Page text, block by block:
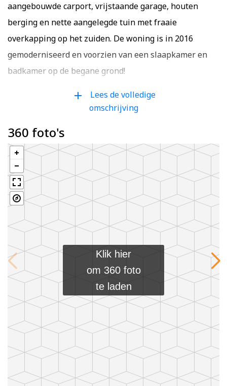
aangebouwde carport, vrijstaande garage, houten
berging en nette aangelegde tuin met fraaie
overkapping op het zuiden. De woning is in 2016
gemoderniseerd en voorzien van een slaapkamer en
badkamer op de begane grond!
Begane grond: entree/hal met plavuizen en
bijkeuken met zijdeur en combiketel; tuingerichte
woonkamer (ca. 38 m²) met plavuizen, vloerverwarming
en schuifpui naar de overkapping; half open moderne
keuken (2016, ca. 6 m²) voorzien van vaatwasser,
koelkast, combimagnetron, 5-pits kookplaat en
aansluitende moderne badkamer voorzien van douche,
toilet, wastafelmeubel en mechanische ventilatie.
Verdieping: overloop met laminaat; 2 slaapkamers met
laminaat, knieschotten en 1 met berging; moderne 2e
badkamer voorzien van douche, toilet, wastafelmeubel
Info: perceeloppervlakte 376 m², inhoud woning ca. 373
m³, woonoppervlakte ca. 105 m², bouwjaar 1992,
energielabel B.
add
Lees de volledige
omschrijving
360 foto's
Klik hier
om 360 foto
te laden